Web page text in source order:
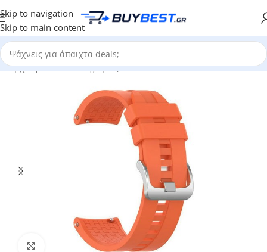
Skip to navigation
Skip to main content
Αρχική σελίδα/Κατηγορίες
Click to enlarge